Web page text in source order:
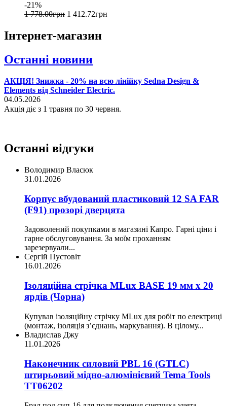
-21%
1 778.00грн 1 412.72грн
Інтернет-магазин
Останні новини
АКЦІЯ! Знижка - 20% на всю лінійку Sedna Design &
Elements від Schneider Electric.
04.05.2026
Акція діє з 1 травня по 30 червня.
Останні відгуки
Володимир Власюк
31.01.2026
Корпус вбудований пластиковий 12 SA FAR
(F91) прозорі дверцята
Задоволений покупками в магазині Капро. Гарні ціни і
гарне обслуговування. За моїм проханням
зарезервуали...
Сергій Пустовіт
16.01.2026
Ізоляційна стрічка MLux BASE 19 мм х 20
ярдів (Чорна)
Купував ізоляційну стрічку MLux для робіт по електриці
(монтаж, ізоляція з’єднань, маркування). В цілому...
Владислав Джу
11.01.2026
Наконечник силовий PBL 16 (GTLC)
штирьовий мідно-алюмінієвий Tema Tools
ТТ06202